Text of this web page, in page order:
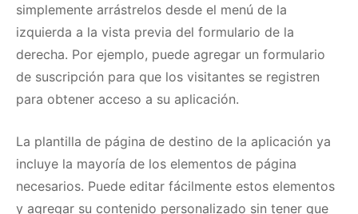
simplemente arrástrelos desde el menú de la
izquierda a la vista previa del formulario de la
derecha. Por ejemplo, puede agregar un formulario
de suscripción para que los visitantes se registren
para obtener acceso a su aplicación.
La plantilla de página de destino de la aplicación ya
incluye la mayoría de los elementos de página
necesarios. Puede editar fácilmente estos elementos
y agregar su contenido personalizado sin tener que